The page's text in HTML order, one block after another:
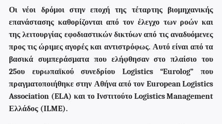
Οι νέοι δρόμοι στην εποχή της τέταρτης βιομηχανικής
επανάστασης καθορίζονται από τον έλεγχο των ροών και
της λειτουργίας εφοδιαστικών δικτύων από τις αναδυόμενες
προς τις ώριμες αγορές και αντιστρόφως. Αυτό είναι από τα
βασικά συμπεράσματα που ελήφθησαν στο πλαίσιο του
25ου ευρωπαϊκού συνεδρίου Logistics“Eurolog” που
πραγματοποιήθηκε στην Αθήνα από τον EuropeanLogistics
Association(ELA) και το ΙνστιτούτοLogisticsManagement
Ελλάδος (ILME).